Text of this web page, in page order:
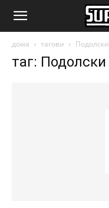
SuperSport.mk
дома тагови Подолски
таг: Подолски